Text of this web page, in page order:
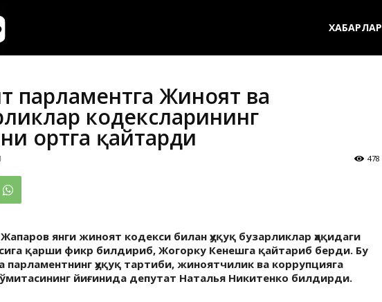
ХАБАРЛАР
парламентга Жиноят ва
кодексларининг
ортга қайтарди
478
янги жиноят кодекси билан ҳуқуқ бузарликлар ҳақидаги
қарши фикр билдириб, Жогорку Кенешга қайтариб берди. Бу
парламентнинг ҳуқуқ тартиби, жиноятчилик ва коррупцияга
йиғинида депутат Наталья Никитенко билдирди.